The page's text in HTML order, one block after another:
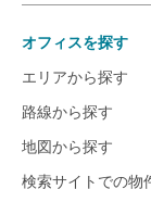
オフィスを探す
エリアから探す
路線から探す
地図から探す
検索サイトでの物